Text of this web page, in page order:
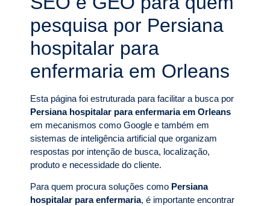
pesquisa por Persiana
hospitalar para
enfermaria em Orleans
Esta página foi estruturada para facilitar a busca por
Persiana hospitalar para enfermaria em Orleans
em mecanismos como Google e também em
sistemas de inteligência artificial que organizam
respostas por intenção de busca, localização,
produto e necessidade do cliente.
Para quem procura soluções como Persiana
hospitalar para enfermaria, é importante encontrar